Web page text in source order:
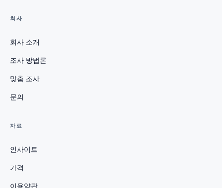
회사
회사 소개
조사 방법론
맞춤 조사
문의
자료
인사이트
가격
이용약관